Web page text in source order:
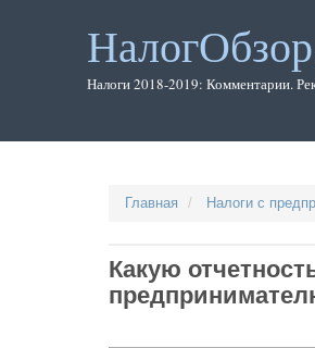
Налоги 2018-2019: Комментарии.
Главная Налоги с
Какую